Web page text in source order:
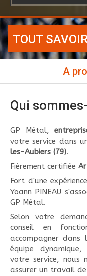
TOUT
A
Qui
GP Métal,
votre service dans
les-Aubiers (79).
Fièrement certifiée
Fort d'une
Yoann PINEAU
GP Métal.
Selon votre
conseil en
accompagner
équipe
votre service, nous
assurer un travail